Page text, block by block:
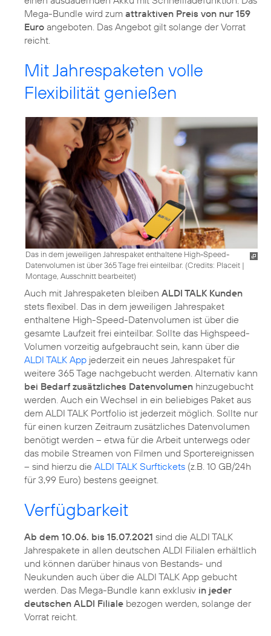
Mega-Bundle wird zum attraktiven Preis von nur 159
Euro angeboten. Das Angebot gilt solange der Vorrat
reicht.
Mit Jahrespaketen volle
Flexibilität genießen
Das in dem jeweiligen Jahrespaket enthaltene High-Speed-
Datenvolumen ist über 365 Tage frei einteilbar. (Credits: Placeit |
Montage, Ausschnitt bearbeitet)
Auch mit Jahrespaketen bleiben ALDI TALK Kunden
stets flexibel. Das in dem jeweiligen Jahrespaket
enthaltene High-Speed-Datenvolumen ist über die
gesamte Laufzeit frei einteilbar. Sollte das Highspeed-
Volumen vorzeitig aufgebraucht sein, kann über die
ALDI TALK App jederzeit ein neues Jahrespaket für
weitere 365 Tage nachgebucht werden. Alternativ kann
bei Bedarf zusätzliches Datenvolumen hinzugebucht
werden. Auch ein Wechsel in ein beliebiges Paket aus
dem ALDI TALK Portfolio ist jederzeit möglich. Sollte nur
für einen kurzen Zeitraum zusätzliches Datenvolumen
benötigt werden – etwa für die Arbeit unterwegs oder
das mobile Streamen von Filmen und Sportereignissen
– sind hierzu die ALDI TALK Surftickets (z.B. 10 GB/24h
für 3,99 Euro) bestens geeignet.
Verfügbarkeit
Ab dem 10.06. bis 15.07.2021 sind die ALDI TALK
Jahrespakete in allen deutschen ALDI Filialen erhältlich
und können darüber hinaus von Bestands- und
Neukunden auch über die ALDI TALK App gebucht
werden. Das Mega-Bundle kann exklusiv in jeder
deutschen ALDI Filiale bezogen werden, solange der
Vorrat reicht.